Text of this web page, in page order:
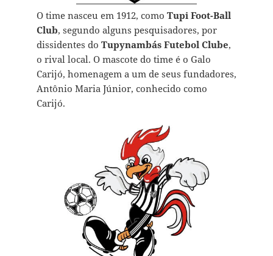
O time nasceu em 1912, como Tupi Foot-Ball
Club, segundo alguns pesquisadores, por
dissidentes do Tupynambás Futebol Clube,
o rival local. O mascote do time é o Galo
Carijó, homenagem a um de seus fundadores,
Antônio Maria Júnior, conhecido como
Carijó.